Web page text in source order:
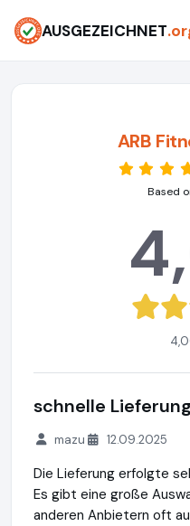
AUSGEZEICHNET
ARB
Based
schnelle Lieferung
mazu 12.09.2025
Die Lieferung erfolgte
Es gibt eine große
anderen Anbietern oft